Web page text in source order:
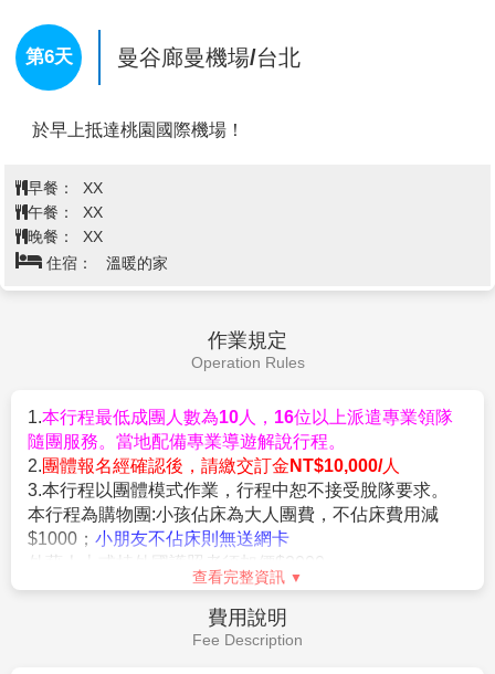
情表演，還有以漂亮聞名的美麗小姐們，可說是環肥
燕瘦、各有千秋，而且只需點杯飲料就能入場大開眼
界一番，何樂而不為？前來泰國旅遊，在芭達雅若您
演奏，肯定讓您度過最璀璨繽紛的浪漫夜晚。除此之
許多道地泰式海鮮料理，想吃到最新鮮的泰國蝦，可
別錯過芭達雅
【活跳跳
飲料暢飲】在日本有流水涼麵，我們泰國有流水大
頭蝦！活跳跳的泰國大頭蝦放進特製的長水道，像是
接送上烤爐享受鮮美滋味，此外還有各式生猛海鮮可
選，以及各式烤物與醬料供自行搭配，加上附設泰式
不能錯過的泰國在地美 食。
※註：在芭達雅遊玩時導遊常會推薦一些自費活動，
如您無參加，導遊或領隊或助手將會依照當天行程安
排就近安排讓您休息或送您先回酒店。
紛、奇異的雀鳥成群在空中翱翔，是在一般動物園享受
不到的體驗。(不含"長頸鹿觀景台" 須另付門票@200
泰銖-含飼料)
動物，安排海豚、海獅及各種水上活動表演，亦設有各
會為你創造一個難忘的馬戲表演，如敏捷的海豚，從水
中縱身躍起，贏得全場歡呼，溫馴的海獅和你開心的握
手相見歡，更別錯過讓人驚艷不已的小白鯨表演。
【Iconsiam暹羅新天地】
結合了水上市場與百貨公司這兩項元素，將水上市場搬
進室內，成為泰國第一間擁有室內水上市場的百貨公
司，裡面不僅有各大知名品牌、還有許多泰國美食，最
天地也與日本高島屋結合，提供許多美妝與生活用品，
還可以到暹羅天地河濱公園欣賞美麗的水舞表演，不僅
能欣賞到昭皮耶河的美景，還能體驗泰國文化，一舉兩
得！
【全新亞洲河濱夜市】佔地4.8公頃的Asiatique河濱碼
頭夜市，每天營業，共有1500個大小不一的商家，屬於
歐美造景風融合泰式文創風的現代商圈，有好看的泰拳
秀、人妖秀，還有蠻多美食餐廳、商店、按摩館、伴手
禮店、曼谷包、BKK包，怕錢帶不夠也有Super Rich可
第6天 曼谷廊曼機場/台北
於早上抵達桃園國際機場！
早餐：
XX
午餐：
XX
晚餐：
XX
住宿：
溫暖的家
作業規定
Operation Rules
1.本行程最低成團人數為10人，16位以上派遣專業領隊
隨團服務。當地配備專業導遊解說行程。
2.團體報名經確認後，請繳交訂金NT$10,000/人
3.本行程以團體模式作業，行程中恕不接受脫隊要求。
本行程為購物團:小孩佔床為大人團費，不佔床費用減
$1000； 小朋友不佔床則無送網卡
外藉人士或持外國護照者須加價$2000
本優惠報價是以雙人入住一房計算，若遇單人房需補單
4.本行程僅適用持台灣護照旅客，不收泰籍人士.學生.會
查看完整資訊
費用說明
Fee Description